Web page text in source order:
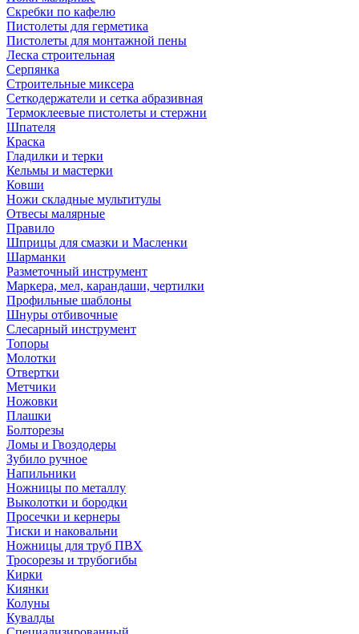
Скребки по кафелю
Пистолеты для герметика
Пистолеты для монтажной пены
Леска строительная
Серпянка
Строительные миксера
Сеткодержатели и сетка абразивная
Термоклеевые пистолеты и стержни
Шпателя
Краска
Гладилки и терки
Кельмы и мастерки
Ковши
Ножи складные мультитулы
Отвесы малярные
Правило
Шприцы для смазки и Масленки
Шарманки
Разметочный инструмент
Маркера, мел, карандаши, чертилки
Профильные шаблоны
Шнуры отбивочные
Слесарный инструмент
Топоры
Молотки
Отвертки
Метчики
Ножовки
Плашки
Болторезы
Ломы и Гвоздодеры
Зубило ручное
Напильники
Ножницы по металлу
Выколотки и бородки
Просечки и кернеры
Тиски и наковальни
Ножницы для труб ПВХ
Тросорезы и трубогибы
Кирки
Киянки
Колуны
Кувалды